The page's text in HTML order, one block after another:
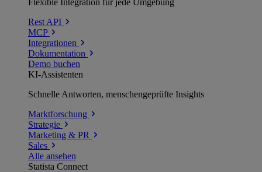
Rest API
MCP
Integrationen
Dokumentation
Demo buchen
KI-Assistenten
Schnelle Antworten, menschengeprüfte Insights
Marktforschung
Strategie
Marketing & PR
Sales
Alle ansehen
Statista Connect